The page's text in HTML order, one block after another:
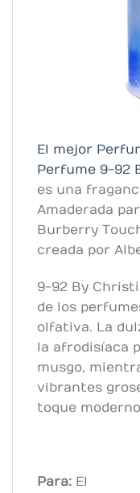
El mejor
Perfume 9-92
es una
Amaderada
Burberry
creada por
9-92 By
de los
olfativa. La
la afrodisíaca
musgo,
vibrantes
toque
Para: El